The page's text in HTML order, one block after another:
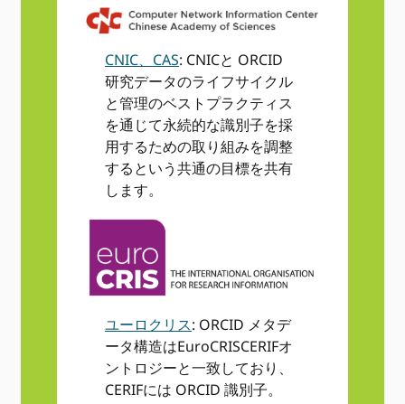
CNIC、CAS: CNICと ORCID
研究データのライフサイクル
と管理のベストプラクティス
を通じて永続的な識別子を採
用するための取り組みを調整
するという共通の目標を共有
します。
ユーロクリス: ORCID メタデ
ータ構造はEuroCRISCERIFオ
ントロジーと一致しており、
CERIFには ORCID 識別子。